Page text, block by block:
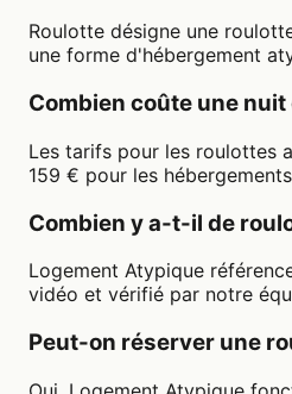
Roulotte désigne une
une forme d'hébergement
Combien coûte une
Les tarifs pour les roulottes
159 € pour les
Combien y a-t-il de
Logement Atypique
vidéo et vérifié par notre
Peut-on réserver une